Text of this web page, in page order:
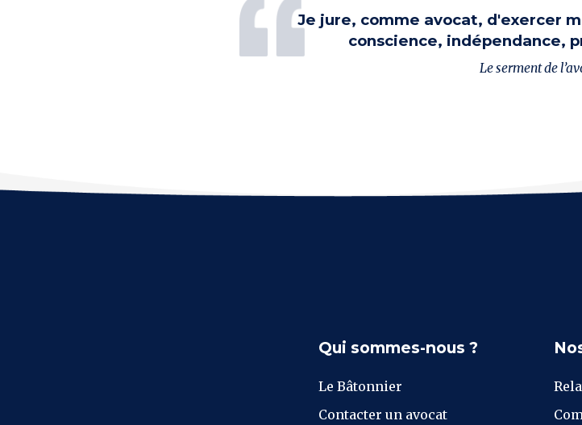
Je jure, comme avocat, d'exercer
conscience, indépendance,
Le serment de
Qui sommes-nous ?
Le Bâtonnier
Contacter un avocat